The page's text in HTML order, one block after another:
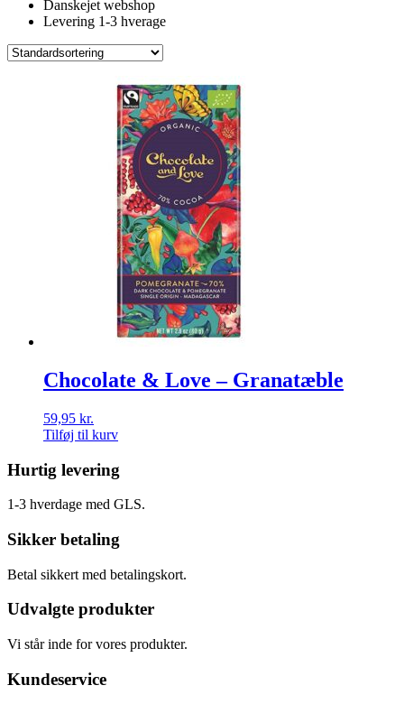
Danskejet webshop
Levering 1-3 hverage
Chocolate & Love – Granatæble
59,95 kr.
Tilføj til kurv
Hurtig levering
1-3 hverdage med GLS.
Sikker betaling
Betal sikkert med betalingskort.
Udvalgte produkter
Vi står inde for vores produkter.
Kundeservice